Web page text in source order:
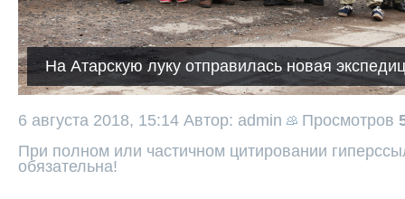
На Атарскую луку отправилась новая
6 августа 2018, 15:14 Автор: admin Просмотров
При полном или частичном цитировании
обязательна!